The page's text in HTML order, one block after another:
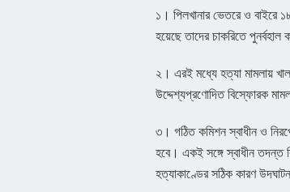
১। পিলখানার ভেতরে ও বাইরে
হয়েছে তাদের চাকরিতে
২। এরই মধ্যে হত্যা মামলায়
উদ্দেশ্যপ্রণোদিত বিস্ফোরক
৩। গঠিত কমিশন স্বাধীন ও
হবে। একই সঙ্গে স্বাধীন তদন্ত
হত্যাকাণ্ডের সঠিক কারণ